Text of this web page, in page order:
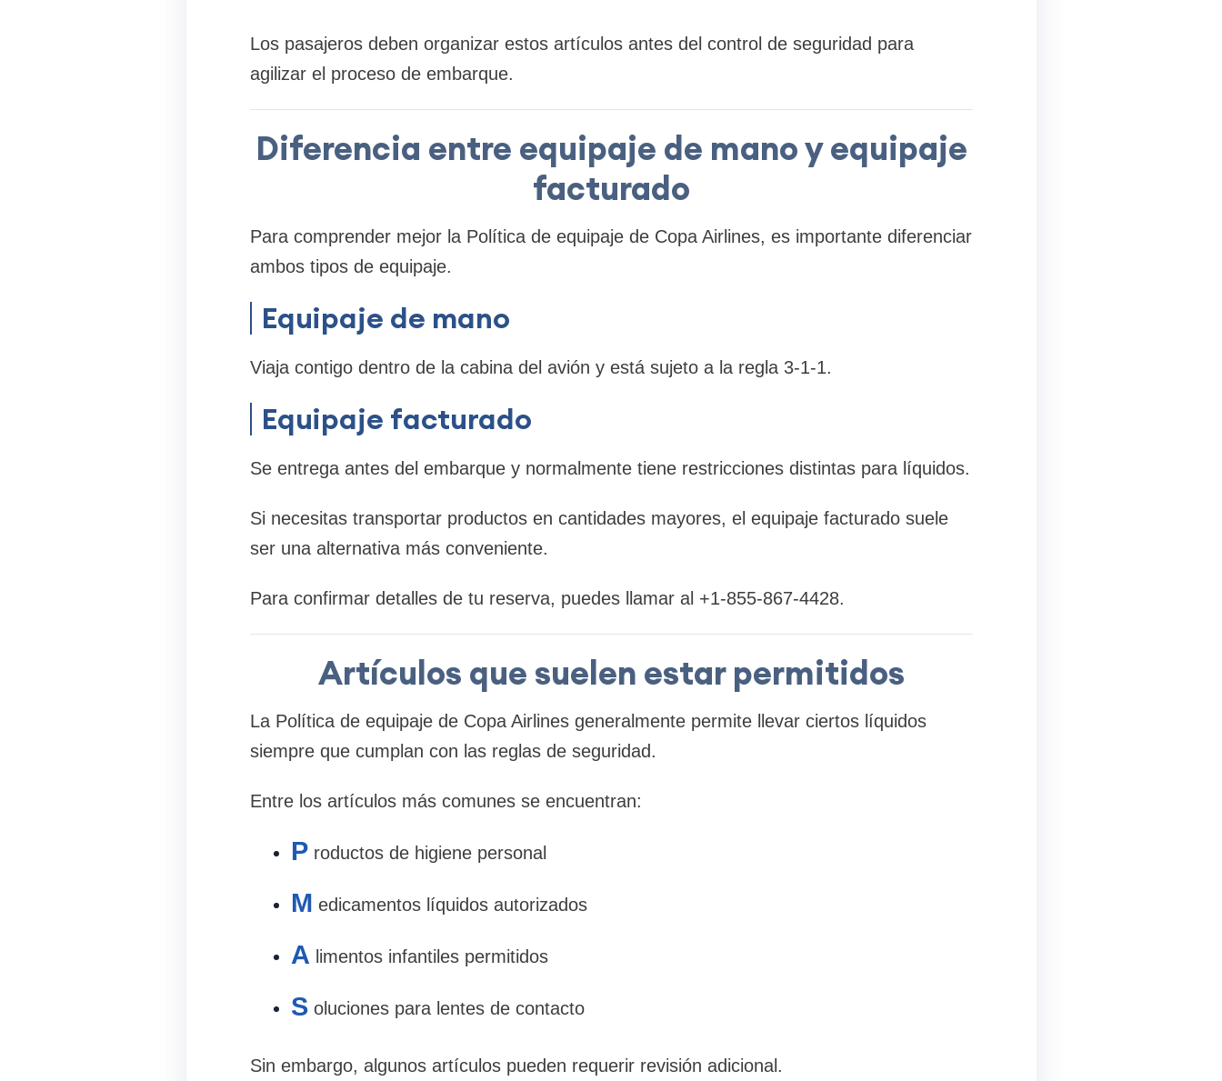
Los pasajeros deben organizar estos artículos antes del control de seguridad para
agilizar el proceso de embarque.
Diferencia entre equipaje de mano y equipaje
facturado
Para comprender mejor la Política de equipaje de Copa Airlines, es importante diferenciar
ambos tipos de equipaje.
Equipaje de mano
Viaja contigo dentro de la cabina del avión y está sujeto a la regla 3-1-1.
Equipaje facturado
Se entrega antes del embarque y normalmente tiene restricciones distintas para líquidos.
Si necesitas transportar productos en cantidades mayores, el equipaje facturado suele
ser una alternativa más conveniente.
Para confirmar detalles de tu reserva, puedes llamar al +1-855-867-4428.
Artículos que suelen estar permitidos
La Política de equipaje de Copa Airlines generalmente permite llevar ciertos líquidos
siempre que cumplan con las reglas de seguridad.
Entre los artículos más comunes se encuentran:
P roductos de higiene personal
M edicamentos líquidos autorizados
A limentos infantiles permitidos
S oluciones para lentes de contacto
Sin embargo, algunos artículos pueden requerir revisión adicional.